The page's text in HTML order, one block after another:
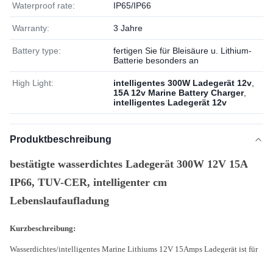
Waterproof rate: IP65/IP66
Warranty: 3 Jahre
Battery type:
fertigen Sie für Bleisäure u. Lithium-
Batterie besonders an
High Light: intelligentes 300W Ladegerät 12v
15A 12v Marine Battery Charger,
intelligentes Ladegerät 12v
Produktbeschreibung
bestätigte wasserdichtes Ladegerät 300W 12V 15A
IP66, TUV-CER, intelligenter cm
Lebenslaufaufladung
Kurzbeschreibung:
Wasserdichtes/intelligentes Marine Lithiums 12V 15Amps Ladegerät ist für